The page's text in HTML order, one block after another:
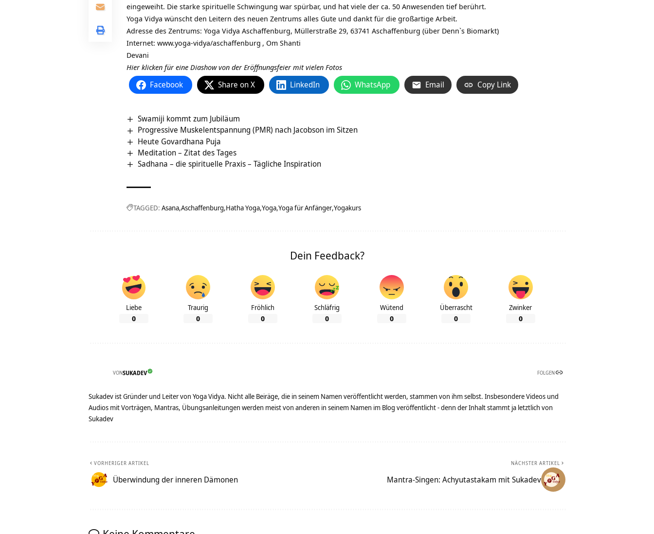
eingeweiht. Die starke spirituelle Schwingung war spürbar, und hat viele der ca. 50 Anwesenden tief berührt.
Yoga Vidya wünscht den Leitern des neuen Zentrums alles Gute und dankt für die großartige Arbeit.
Adresse des Zentrums: Yoga Vidya Aschaffenburg, Müllerstraße 29, 63741 Aschaffenburg (über Denn`s Biomarkt)
Internet: www.yoga-vidya/aschaffenburg , Om Shanti
Devani
Hier klicken für eine Diashow von der Eröffnungsfeier mit vielen Fotos
Facebook Share on X LinkedIn WhatsApp Email Copy Link
Swamiji kommt zum Jubiläum
Progressive Muskelentspannung (PMR) nach Jacobson im Sitzen
Heute Govardhana Puja
Meditation – Zitat des Tages
Sadhana – die spirituelle Praxis – Tägliche Inspiration
TAGGED: Asana Aschaffenburg Hatha Yoga Yoga Yoga für Anfänger Yogakurs
Dein Feedback?
Liebe
0
Traurig
0
Fröhlich
0
Schläfrig
0
Wütend
0
Überrascht
0
Zwinker
0
VONSUKADEV FOLGEN
Sukadev ist Gründer und Leiter von Yoga Vidya. Nicht alle Beiräge, die in seinem Namen veröffentlicht werden, stammen von ihm selbst. Insbesondere Videos und
Audios mit Vorträgen, Mantras, Übungsanleitungen werden meist von anderen in seinem Namen im Blog veröffentlicht - denn der Inhalt stammt ja letztlich von
Sukadev
VORHERIGER ARTIKEL
Überwindung der inneren Dämonen
NÄCHSTER ARTIKEL
Mantra-Singen: Achyutastakam mit Sukadev